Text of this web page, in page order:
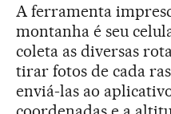
A ferramenta
montanha é seu
coleta as diversas
tirar fotos de cada
enviá-las ao